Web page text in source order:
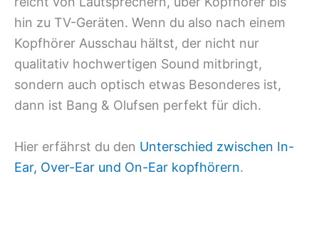
hin zu TV-Geräten. Wenn du also nach einem
Kopfhörer Ausschau hältst, der nicht nur
qualitativ hochwertigen Sound mitbringt,
sondern auch optisch etwas Besonderes ist,
dann ist Bang & Olufsen perfekt für dich.
Hier erfährst du den Unterschied zwischen In-
Ear, Over-Ear und On-Ear kopfhörern.